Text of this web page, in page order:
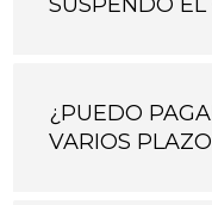
¿PUEDO
VARIOS